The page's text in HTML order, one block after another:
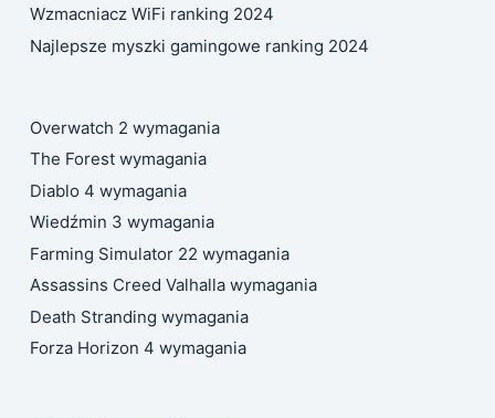
Wzmacniacz WiFi ranking 2024
Najlepsze myszki gamingowe ranking 2024
Overwatch 2 wymagania
The Forest wymagania
Diablo 4 wymagania
Wiedźmin 3 wymagania
Farming Simulator 22 wymagania
Assassins Creed Valhalla wymagania
Death Stranding wymagania
Forza Horizon 4 wymagania